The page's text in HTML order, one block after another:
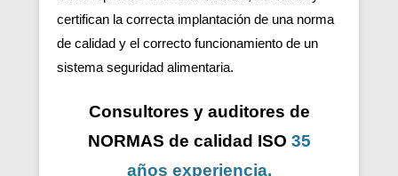
certifican la correcta implantación de una norma
de calidad y el correcto funcionamiento de un
sistema seguridad alimentaria.
Consultores y auditores de
NORMAS de calidad ISO 35
años experiencia.